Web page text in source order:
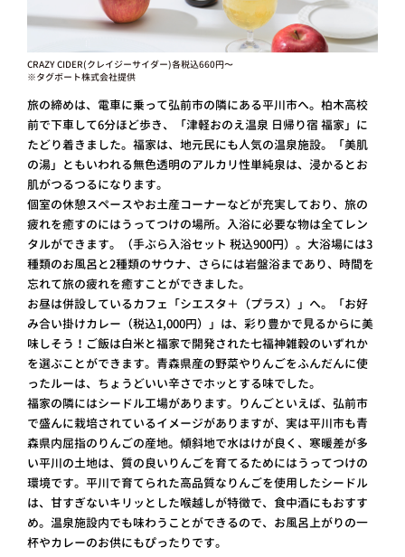
CRAZY CIDER(クレイジーサイダー)各税込660円〜
※タグボート株式会社提供
旅の締めは、電車に乗って弘前市の隣にある平川市へ。柏木高校
前で下車して6分ほど歩き、「津軽おのえ温泉 日帰り宿 福家」に
たどり着きました。福家は、地元民にも人気の温泉施設。「美肌
の湯」ともいわれる無色透明のアルカリ性単純泉は、浸かるとお
肌がつるつるになります。
個室の休憩スペースやお土産コーナーなどが充実しており、旅の
疲れを癒すのにはうってつけの場所。入浴に必要な物は全てレン
タルができます。（手ぶら入浴セット 税込900円）。大浴場には3
種類のお風呂と2種類のサウナ、さらには岩盤浴まであり、時間を
忘れて旅の疲れを癒すことができました。
お昼は併設しているカフェ「シエスタ＋（プラス）」へ。「お好
み合い掛けカレー（税込1,000円）」は、彩り豊かで見るからに美
味しそう！ご飯は白米と福家で開発された七福神雑穀のいずれか
を選ぶことができます。青森県産の野菜やりんごをふんだんに使
ったルーは、ちょうどいい辛さでホッとする味でした。
福家の隣にはシードル工場があります。りんごといえば、弘前市
で盛んに栽培されているイメージがありますが、実は平川市も青
森県内屈指のりんごの産地。傾斜地で水はけが良く、寒暖差が多
い平川の土地は、質の良いりんごを育てるためにはうってつけの
環境です。平川で育てられた高品質なりんごを使用したシードル
は、甘すぎないキリッとした喉越しが特徴で、食中酒にもおすす
め。温泉施設内でも味わうことができるので、お風呂上がりの一
杯やカレーのお供にもぴったりです。